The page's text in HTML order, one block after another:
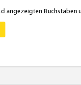
angezeigten Buchstaben